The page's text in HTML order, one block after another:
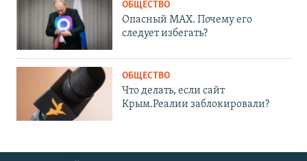
ОБЩЕСТВО
Опасный MAX. Почему его
следует избегать?
ОБЩЕСТВО
Что делать, если сайт
Крым.Реалии заблокировали?